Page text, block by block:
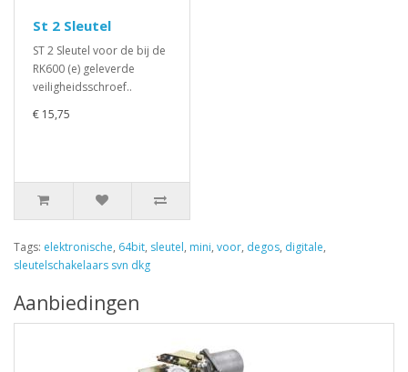
St 2 Sleutel
ST 2 Sleutel voor de bij de
RK600 (e) geleverde
veiligheidsschroef..
€ 15,75
Tags: elektronische, 64bit, sleutel, mini, voor, degos, digitale,
sleutelschakelaars svn dkg
Aanbiedingen